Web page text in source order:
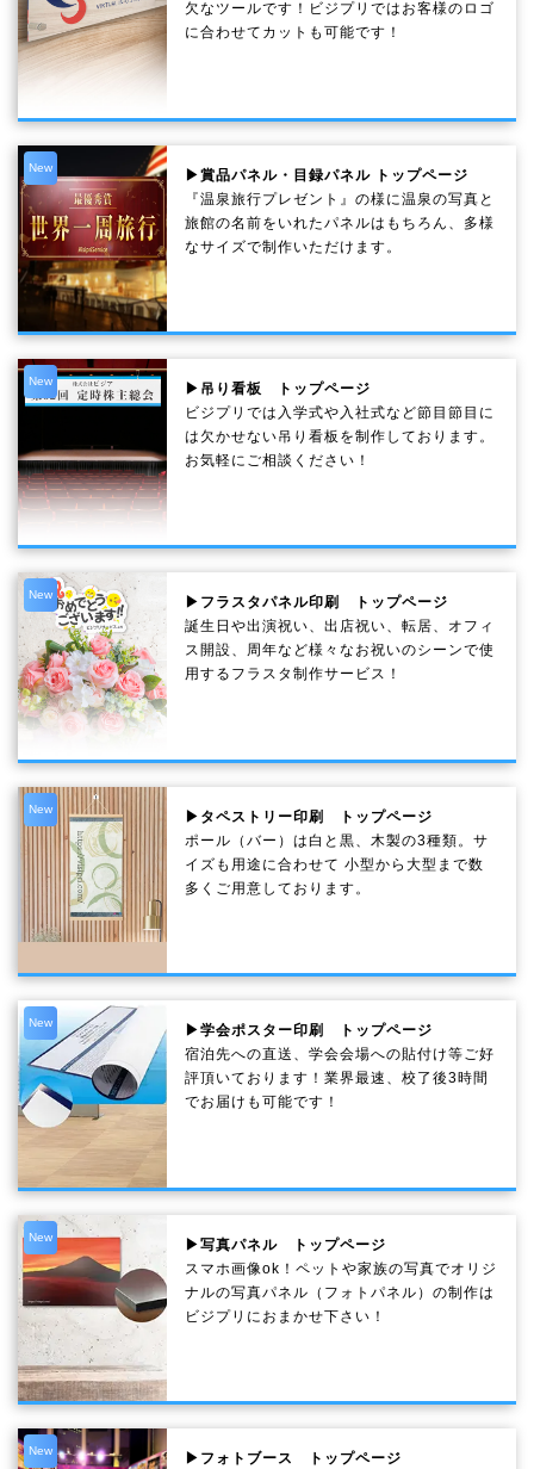
欠なツールです！ビジプリではお客様のロゴ
に合わせてカットも可能です！
New
▶賞品パネル・目録パネル トップページ
『温泉旅行プレゼント』の様に温泉の写真と
旅館の名前をいれたパネルはもちろん、多様
なサイズで制作いただけます。
New
▶吊り看板 トップページ
ビジプリでは入学式や入社式など節目節目に
は欠かせない吊り看板を制作しております。
お気軽にご相談ください！
New
▶フラスタパネル印刷 トップページ
誕生日や出演祝い、出店祝い、転居、オフィ
ス開設、周年など様々なお祝いのシーンで使
用するフラスタ制作サービス！
New
▶タペストリー印刷 トップページ
ポール（バー）は白と黒、木製の3種類。サ
イズも用途に合わせて 小型から大型まで数
多くご用意しております。
New
▶学会ポスター印刷 トップページ
宿泊先への直送、学会会場への貼付け等ご好
評頂いております！業界最速、校了後3時間
でお届けも可能です！
New
▶写真パネル トップページ
スマホ画像ok！ペットや家族の写真でオリジ
ナルの写真パネル（フォトパネル）の制作は
ビジプリにおまかせ下さい！
New
▶フォトブース トップページ